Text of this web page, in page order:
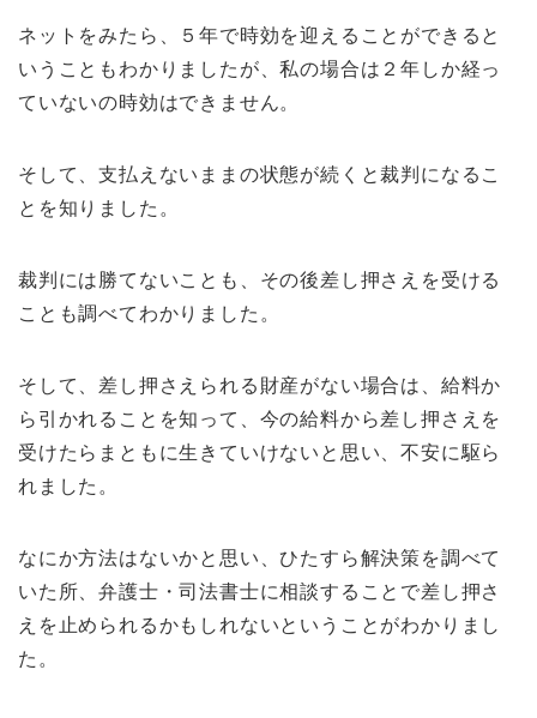
ネットをみたら、５年で時効を迎えることができると
いうこともわかりましたが、私の場合は２年しか経っ
ていないの時効はできません。
そして、支払えないままの状態が続くと裁判になるこ
とを知りました。
裁判には勝てないことも、その後差し押さえを受ける
ことも調べてわかりました。
そして、差し押さえられる財産がない場合は、給料か
ら引かれることを知って、今の給料から差し押さえを
受けたらまともに生きていけないと思い、不安に駆ら
れました。
なにか方法はないかと思い、ひたすら解決策を調べて
いた所、弁護士・司法書士に相談することで差し押さ
えを止められるかもしれないということがわかりまし
た。